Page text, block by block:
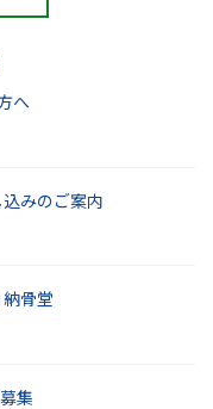
へ
みのご案内
骨堂
集